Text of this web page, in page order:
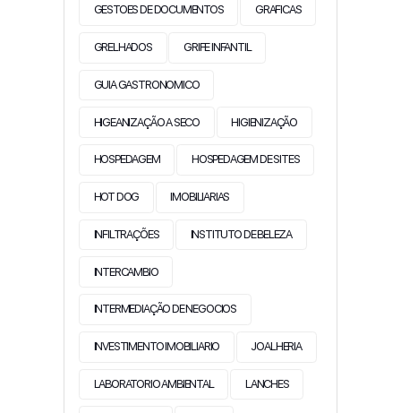
GESTOES DE DOCUMENTOS GRAFICAS
GRELHADOS GRIFE INFANTIL
GUIA GASTRONOMICO
HIGEANIZAÇÃO A SECO HIGIENIZAÇÃO
HOSPEDAGEM HOSPEDAGEM DE SITES
HOT DOG IMOBILIARIAS
INFILTRAÇÕES INSTITUTO DE BELEZA
INTERCAMBIO
INTERMEDIAÇÃO DE NEGOCIOS
INVESTIMENTO IMOBILIARIO JOALHERIA
LABORATORIO AMBIENTAL LANCHES